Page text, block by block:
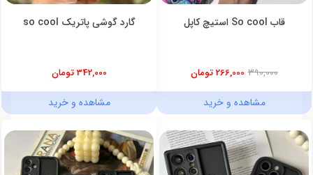
قاب So cool استیچ کاپل
390,000 266,000 تومان
مشاهده و خرید
گارد گوشی پاتریک so cool
342,000 تومان
مشاهده و خرید